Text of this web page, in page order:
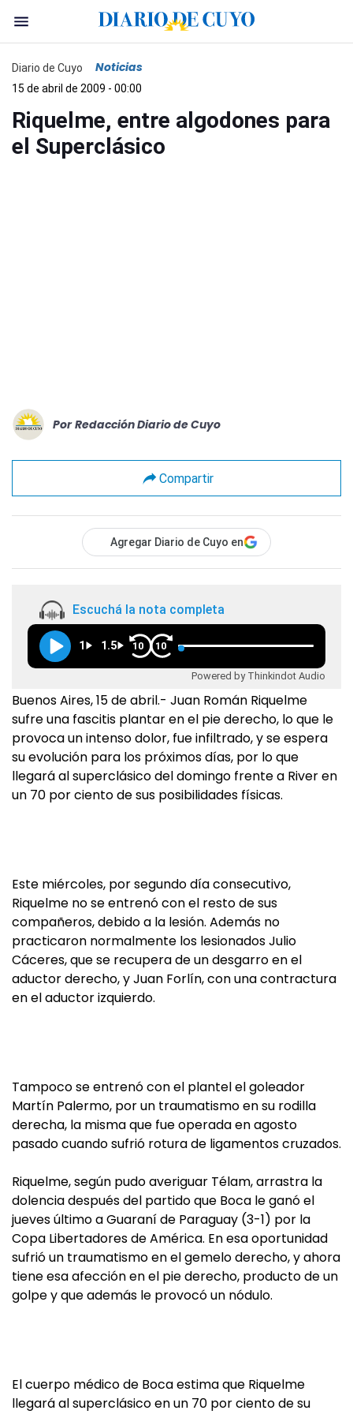
Diario de Cuyo Noticias
15 de abril de 2009 - 00:00
Riquelme, entre algodones para
el Superclásico
Por Redacción Diario de Cuyo
Compartir
Agregar Diario de Cuyo en
Escuchá la nota completa
1 1.5 10 10
Powered by Thinkindot Audio
Buenos Aires, 15 de abril.- Juan Román Riquelme
sufre una fascitis plantar en el pie derecho, lo que le
provoca un intenso dolor, fue infiltrado, y se espera
su evolución para los próximos días, por lo que
llegará al superclásico del domingo frente a River en
un 70 por ciento de sus posibilidades físicas.
Este miércoles, por segundo día consecutivo,
Riquelme no se entrenó con el resto de sus
compañeros, debido a la lesión. Además no
practicaron normalmente los lesionados Julio
Cáceres, que se recupera de un desgarro en el
aductor derecho, y Juan Forlín, con una contractura
en el aductor izquierdo.
Tampoco se entrenó con el plantel el goleador
Martín Palermo, por un traumatismo en su rodilla
derecha, la misma que fue operada en agosto
pasado cuando sufrió rotura de ligamentos cruzados.
Riquelme, según pudo averiguar Télam, arrastra la
dolencia después del partido que Boca le ganó el
jueves último a Guaraní de Paraguay (3-1) por la
Copa Libertadores de América. En esa oportunidad
sufrió un traumatismo en el gemelo derecho, y ahora
tiene esa afección en el pie derecho, producto de un
golpe y que además le provocó un nódulo.
El cuerpo médico de Boca estima que Riquelme
llegará al superclásico en un 70 por ciento de su